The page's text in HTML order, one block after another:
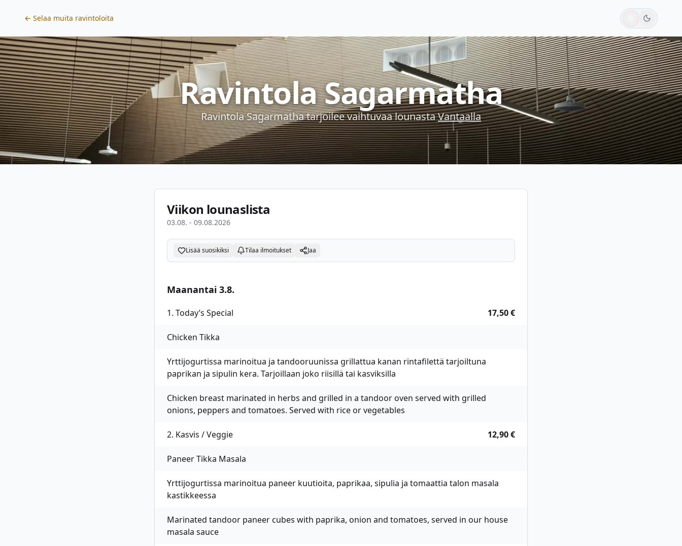
← Selaa muita ravintoloita
Ravintola Sagarmatha
Ravintola Sagarmathatarjoilee vaihtuvaa lounastaVantaalla
Viikon lounaslista
03.08. - 09.08.2026
Lisää suosikiksi Tilaa ilmoitukset Jaa
Maanantai 3.8.
1. Today’s Special 17,50 €
Chicken Tikka
Yrttijogurtissa marinoitua ja tandooruunissa grillattua kanan rintafilettä tarjoiltuna
paprikan ja sipulin kera. Tarjoillaan joko riisillä tai kasviksilla
Chicken breast marinated in herbs and grilled in a tandoor oven served with grilled
onions, peppers and tomatoes. Served with rice or vegetables
2. Kasvis / Veggie 12,90 €
Paneer Tikka Masala
Yrttijogurtissa marinoitua paneer kuutioita, paprikaa, sipulia ja tomaattia talon masala
kastikkeessa
Marinated tandoor paneer cubes with paprika, onion and tomatoes, served in our house
masala sauce